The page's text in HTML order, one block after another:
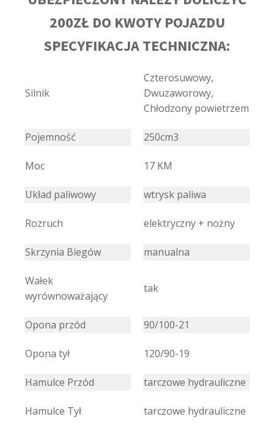
200ZŁ DO KWOTY POJAZDU
SPECYFIKACJA TECHNICZNA:
Silnik
Czterosuwowy,
Dwuzaworowy,
Chłodzony powietrzem
Pojemność 250cm3
Moc 17 KM
Układ paliwowy wtrysk paliwa
Rozruch elektryczny + nożny
Skrzynia Biegów manualna
Wałek
wyrównoważający
tak
Opona przód 90/100-21
Opona tył 120/90-19
Hamulce Przód tarczowe hydrauliczne
Hamulce Tył tarczowe hydrauliczne